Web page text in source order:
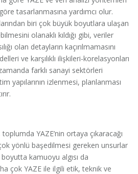
tasarlanmasına yardımcı olur.
biri çok büyük boyutlara ulaşan
olanaklı kıldığı gibi, veriler
olan detayların kaçırılmamasını
ve karşılıklı ilişkileri-korelasyonları
farklı sanayi sektörleri
yapılarının izlenmesi, planlanması
YAZE’nin ortaya çıkaracağı
yönlü başedilmesi gereken unsurlar
boyutta kamuoyu algısı da
çok YAZE ile ilgili etik, teknik ve